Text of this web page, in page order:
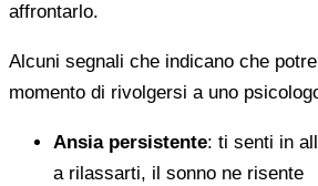
affrontarlo.
Alcuni segnali che indicano che
momento di rivolgersi a uno
Ansia persistente: ti senti in
a rilassarti, il sonno ne risente